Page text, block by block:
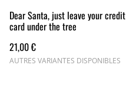
Dear Santa, just leave your credit
card under the tree
21,00 €
AUTRES VARIANTES DISPONIBLES